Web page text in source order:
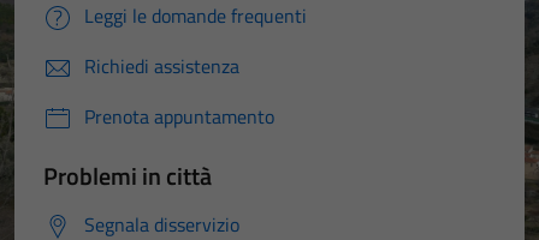
Leggi le domande frequenti
Richiedi assistenza
Prenota appuntamento
Problemi in città
Segnala disservizio